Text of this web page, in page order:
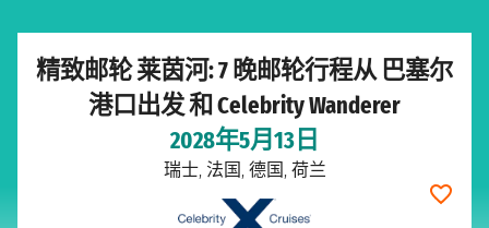
精致邮轮 莱茵河: 7 晚邮轮行程从 巴塞尔
港口出发 和 Celebrity Wanderer
2028年5月13日
瑞士, 法国, 德国, 荷兰